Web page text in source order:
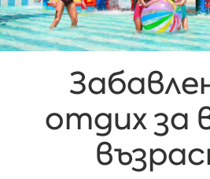
отдих за